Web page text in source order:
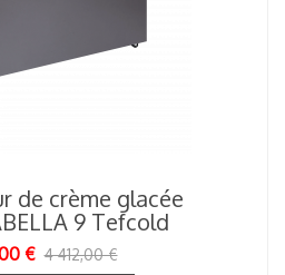
de crème glacée
9 Tefcold
€ 4 412,00 €